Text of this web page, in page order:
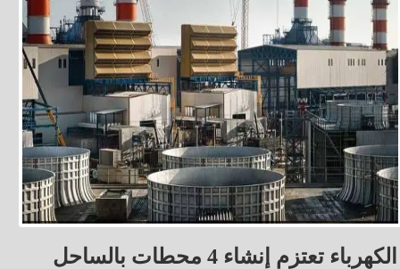
الكهرباء تعتزم إنشاء 4 محطات بالساحل